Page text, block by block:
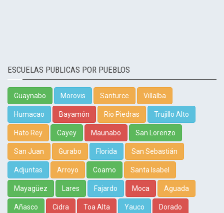
ESCUELAS PUBLICAS POR PUEBLOS
Guaynabo Morovis Santurce Villalba
Humacao Bayamón Rio Piedras Trujillo Alto
Hato Rey Cayey Maunabo San Lorenzo
San Juan Gurabo Florida San Sebastián
Adjuntas Arroyo Coamo Santa Isabel
Mayagüez Lares Fajardo Moca Aguada
Añasco Cidra Toa Alta Yauco Dorado